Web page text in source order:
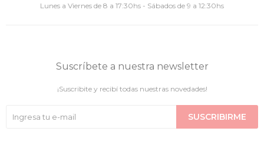
Lunes a Viernes de 8 a 17:30hs - Sábados de 9 a 12:30hs
Suscríbete a nuestra newsletter
¡Suscribite y recibí todas nuestras novedades!
SUSCRIBIRME